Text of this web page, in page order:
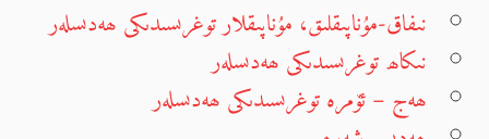
نىفاق-مۇناپىقلىق، مۇناپىقلار توغرىسىدىكى ھەدىسلەر
نىكاھ توغرىسىدىكى ھەدىسلەر
ھەج – ئۆمرە توغرىسىدىكى ھەدىسلەر